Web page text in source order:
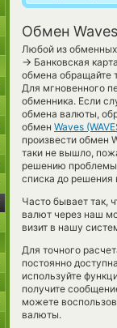
Обмен
Любой из обменных
→ Банковская
обмена обращайте
Для мгновенного
обменника. Если
обмена валюты,
обмен Waves
произвести обмен
таки не вышло,
решению проблемы
списка до решения
Часто бывает так,
валют через наш
визит в нашу
Для точного
постоянно
используйте
получите
можете
валюты.